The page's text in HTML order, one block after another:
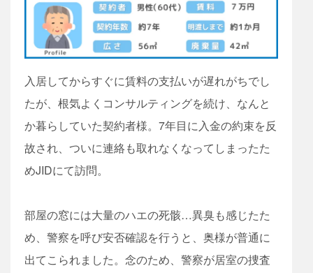
入居してからすぐに賃料の支払いが遅れがちでし
たが、根気よくコンサルティングを続け、なんと
か暮らしていた契約者様。7年目に入金の約束を反
故され、ついに連絡も取れなくなってしまったた
めJIDにて訪問。
部屋の窓には大量のハエの死骸…異臭も感じたた
め、警察を呼び安否確認を行うと、奥様が普通に
出てこられました。念のため、警察が居室の捜査